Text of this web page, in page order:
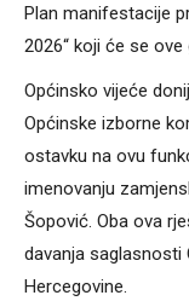
Plan manifestacije
2026“ koji će se
Općinsko vijeće
Općinske izborne
ostavku na ovu
imenovanju
Šopović. Oba ova
davanja saglasnosti
Hercegovine.